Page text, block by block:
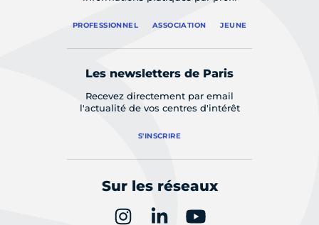
PROFESSIONNEL ASSOCIATION JEUNE
Les newsletters de Paris
Recevez directement par email
l'actualité de vos centres d'intérêt
S'INSCRIRE
Sur les réseaux